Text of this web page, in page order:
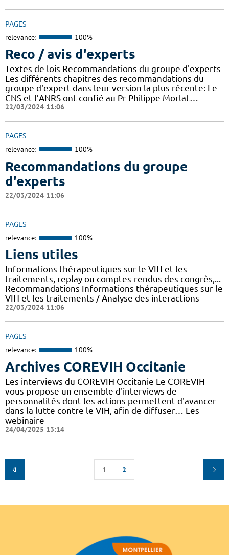
PAGES
relevance: 100%
Reco / avis d'experts
Textes de lois Recommandations du groupe d'experts
Les différents chapitres des recommandations du
groupe d'expert dans leur version la plus récente: Le
CNS et l’ANRS ont confié au Pr Philippe Morlat…
22/03/2024 11:06
PAGES
relevance: 100%
Recommandations du groupe
d'experts
22/03/2024 11:06
PAGES
relevance: 100%
Liens utiles
Informations thérapeutiques sur le VIH et les
traitements, replay ou comptes-rendus des congrès,...
Recommandations Informations thérapeutiques sur le
VIH et les traitements / Analyse des interactions
22/03/2024 11:06
PAGES
relevance: 100%
Archives COREVIH Occitanie
Les interviews du COREVIH Occitanie Le COREVIH
vous propose un ensemble d'interviews de
personnalités dont les actions permettent d'avancer
dans la lutte contre le VIH, afin de diffuser… Les
webinaire
24/04/2025 13:14
1 2